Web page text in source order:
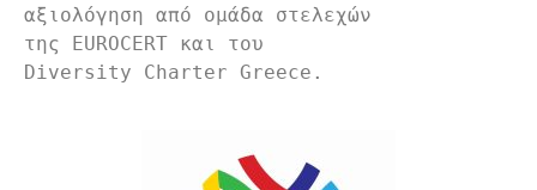
αξιολόγηση από ομάδα στελεχών
της EUROCERT και του
Diversity Charter Greece.